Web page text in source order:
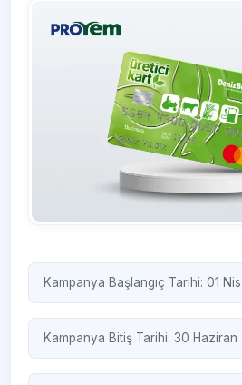
Kampanya Başlangıç Tarihi: 01
Kampanya Bitiş Tarihi: 30 Haziran